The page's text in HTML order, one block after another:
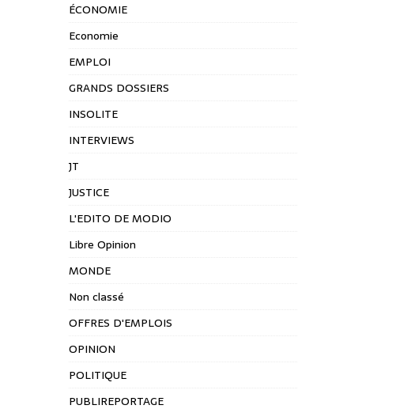
ÉCONOMIE
Economie
EMPLOI
GRANDS DOSSIERS
INSOLITE
INTERVIEWS
JT
JUSTICE
L'EDITO DE MODIO
Libre Opinion
MONDE
Non classé
OFFRES D'EMPLOIS
OPINION
POLITIQUE
PUBLIREPORTAGE